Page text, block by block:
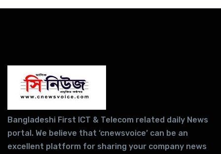
Bangladeshi First ICT & Telecom related daily News
portal. We believe that ‘cnewsvoice’ can be an
excellent platform for sharing your company news